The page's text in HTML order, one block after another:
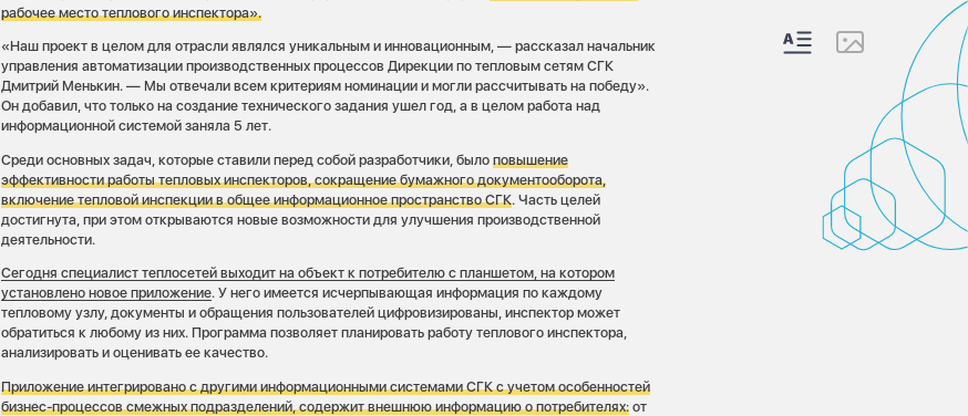
рабочее место теплового инспектора».
«Наш проект в целом для отрасли являлся уникальным и инновационным, — рассказал начальник
управления автоматизации производственных процессов Дирекции по тепловым сетям СГК
Дмитрий Менькин. — Мы отвечали всем критериям номинации и могли рассчитывать на победу».
Он добавил, что только на создание технического задания ушел год, а в целом работа над
информационной системой заняла 5 лет.
Среди основных задач, которые ставили перед собой разработчики, былоповышение
эффективности работы тепловых инспекторов, сокращение бумажного документооборота,
включение тепловой инспекции в общее информационное пространство СГК. Часть целей
достигнута, при этом открываются новые возможности для улучшения производственной
деятельности.
Сегодня специалист теплосетей выходит на объект к потребителю с планшетом, на котором
установлено новое приложение. У него имеется исчерпывающая информация по каждому
тепловому узлу, документы и обращения пользователей цифровизированы, инспектор может
обратиться к любому из них. Программа позволяет планировать работу теплового инспектора,
анализировать и оценивать ее качество.
Приложение интегрировано с другими информационными системами СГК с учетом особенностей
бизнес-процессов смежных подразделений, содержит внешнюю информацию о потребителях: от